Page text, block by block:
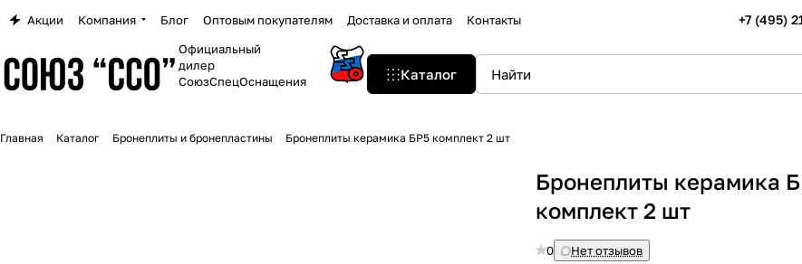
Акции Компания Блог Оптовым покупателям Доставка и оплата Контакты +7 (495)
Официальный
дилер
СоюзСпецОснащения
Каталог
Главная Каталог Бронеплиты и бронепластины Бронеплиты керамика БР5 комплект 2 шт
Бронеплиты керамика
комплект 2 шт
0 Нет отзывов